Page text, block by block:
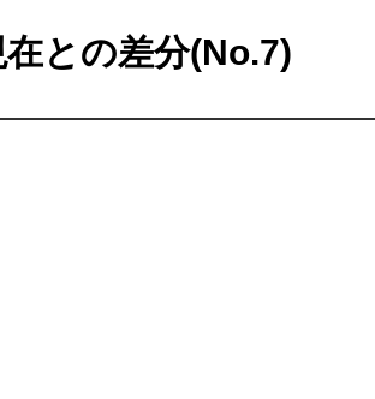
在との差分(No.7)